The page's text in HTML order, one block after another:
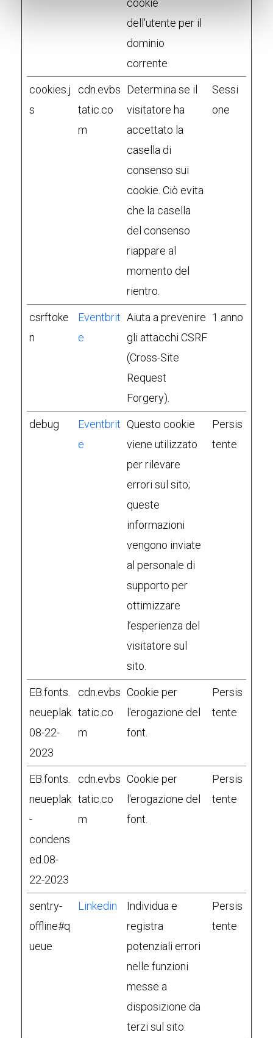
cookie
dell'utente per il
dominio
corrente
cookies.j
s
cdn.evbs
tatic.co
m
Determina se il
visitatore ha
accettato la
casella di
consenso sui
cookie. Ciò evita
che la casella
del consenso
riappare al
momento del
rientro.
Sessi
one
csrftoke
n
Eventbrit
e
Aiuta a prevenire
gli attacchi CSRF
(Cross-Site
Request
Forgery).
1 anno
debug
Eventbrit
e
Questo cookie
viene utilizzato
per rilevare
errori sul sito;
queste
informazioni
vengono inviate
al personale di
supporto per
ottimizzare
l’esperienza del
visitatore sul
sito.
Persis
tente
EB.fonts.
neueplak.
08-22-
2023
cdn.evbs
tatic.co
m
Cookie per
l'erogazione del
font.
Persis
tente
EB.fonts.
neueplak
-
condens
ed.08-
22-2023
cdn.evbs
tatic.co
m
Cookie per
l'erogazione del
font.
Persis
tente
sentry-
offline#q
ueue
Linkedin
Individua e
registra
potenziali errori
nelle funzioni
messe a
disposizione da
terzi sul sito.
Persis
tente